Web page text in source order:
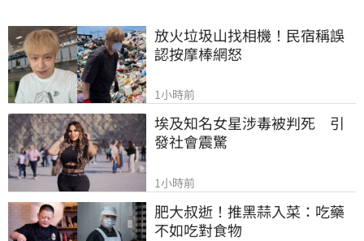
放火垃圾山找相機！民宿稱誤
認按摩棒網怒
1小時前
埃及知名女星涉毒被判死　引
發社會震驚
1小時前
肥大叔逝！推黑蒜入菜：吃藥
不如吃對食物